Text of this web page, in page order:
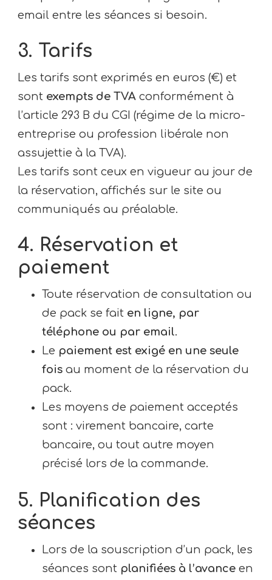
email entre les séances si besoin.
3. Tarifs
Les tarifs sont exprimés en euros (€) et
sont exempts de TVA conformément à
l’article 293 B du CGI (régime de la micro-
entreprise ou profession libérale non
assujettie à la TVA).
Les tarifs sont ceux en vigueur au jour de
la réservation, affichés sur le site ou
communiqués au préalable.
4. Réservation et
paiement
Toute réservation de consultation ou
de pack se fait en ligne, par
téléphone ou par email.
Le paiement est exigé en une seule
fois au moment de la réservation du
pack.
Les moyens de paiement acceptés
sont : virement bancaire, carte
bancaire, ou tout autre moyen
précisé lors de la commande.
5. Planification des
séances
Lors de la souscription d’un pack, les
séances sont planifiées à l’avance en